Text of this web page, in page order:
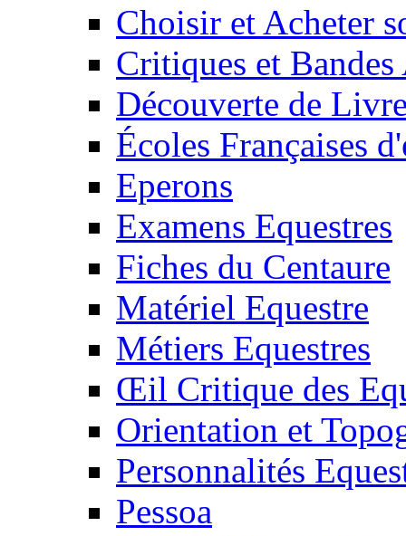
Choisir et Acheter
Critiques et
Découverte de
Écoles Françaises
Eperons
Examens Equestres
Fiches du Centaure
Matériel Equestre
Métiers Equestres
Œil Critique des
Orientation et
Personnalités
Pessoa